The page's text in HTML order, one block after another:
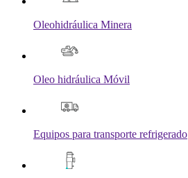
Oleohidráulica Minera
Oleo hidráulica Móvil
Equipos para transporte refrigerado